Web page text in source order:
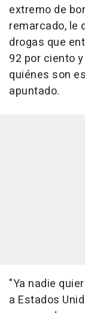
extremo de
remarcado, le
drogas que
92 por ciento
quiénes son
apuntado.
"Ya nadie
a Estados